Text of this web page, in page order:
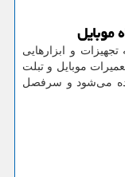
موبایل
و ابزارهایی
موبایل و تبلت
می‌شود و سرفصل